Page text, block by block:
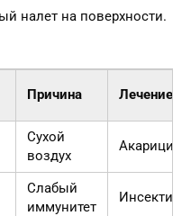
налет на поверхности.
Причина Лечение
Сухой
воздух
Слабый
иммунитет